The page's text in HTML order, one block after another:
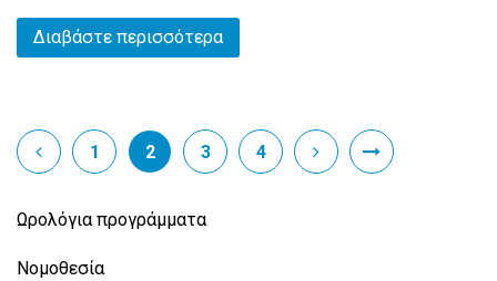
Διαβάστε περισσότερα
1 2 3 4
Ωρολόγια προγράμματα
Νομοθεσία